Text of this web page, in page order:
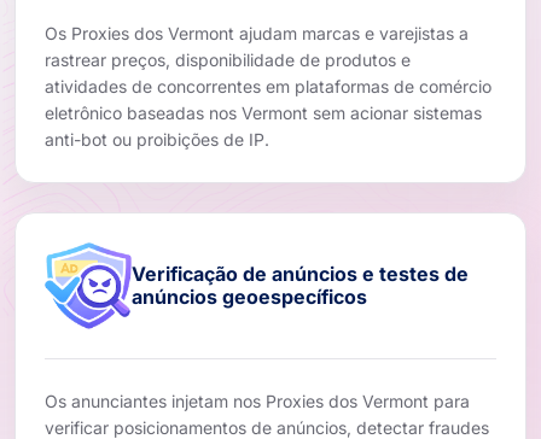
Os Proxies dos Vermont ajudam marcas e varejistas a
rastrear preços, disponibilidade de produtos e
atividades de concorrentes em plataformas de comércio
eletrônico baseadas nos Vermont sem acionar sistemas
anti-bot ou proibições de IP.
Verificação de anúncios e testes de
anúncios geoespecíficos
Os anunciantes injetam nos Proxies dos Vermont para
verificar posicionamentos de anúncios, detectar fraudes